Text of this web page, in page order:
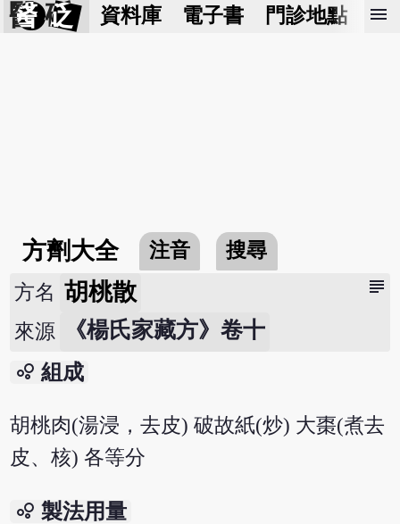
醫 砭 資料庫 電子書 門診地點 預
menu
方劑大全 注音 搜尋
subject
方名 胡桃散
來源 《楊氏家藏方》卷十
bubble_chart 組成
胡桃肉(湯浸，去皮) 破故紙(炒) 大棗(煮去
皮、核) 各等分
bubble_chart 製法用量